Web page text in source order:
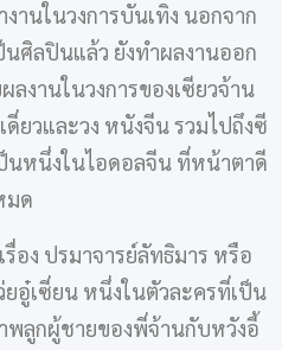
านในวงการบันเทิง นอกจาก
นศิลปินแล้ว ยังทำผลงานออก
ลงานในวงการของเซียวจ้าน
ดี่ยวและวง หนังจีน รวมไปถึงซี
ป็นหนึ่งในไอดอลจีน ที่หน้าตาดี
มด
อง ปรมาจารย์ลัทธิมาร หรือ
ยอู๋เซี่ยน หนึ่งในตัวละครที่เป็น
พลูกผู้ชายของพี่จ้านกับหวังอี้